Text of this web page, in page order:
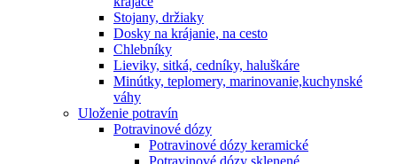
Stojany, držiaky
Dosky na krájanie, na cesto
Chlebníky
Lieviky, sitká, cedníky, haluškáre
Minútky, teplomery, marinovanie,kuchynské
váhy
Uloženie potravín
Potravinové dózy
Potravinové dózy keramické
Potravinové dózy sklenené